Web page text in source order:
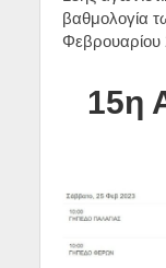
βαθμολογία
15η